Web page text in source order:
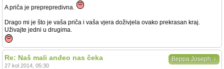
A priča je preprepredivna.
Drago mi je što je vaša priča i vaša vjera doživjela ovako prekrasan kraj.
Uživajte jedni u drugima.
Beppa Joseph ↓
Re: Naš mali anđeo nas čeka
27 kol 2014, 05:30